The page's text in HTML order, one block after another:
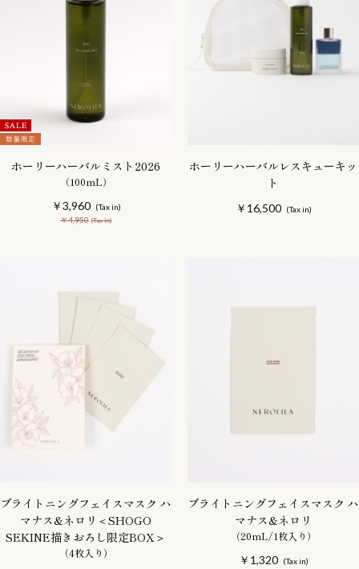
ホーリーハーバルミスト2026
（100mL）
￥3,960
￥4,950
ホーリーハーバルレスキューキッ
ト
￥16,500
ブライトニングフェイスマスク ハ
マナス&ネロリ＜SHOGO
SEKINE描きおろし限定BOX＞
（4枚入り）
ブライトニングフェイスマスク ハ
マナス&ネロリ
（20mL/1枚入り）
￥1,320